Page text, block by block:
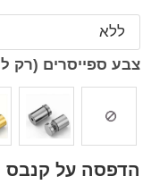
צבע ספייסרים (רק
הדפסה על קנבס